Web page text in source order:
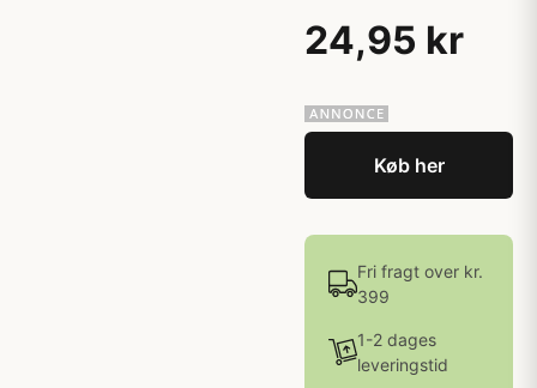
24,95 kr
Køb her
Fri fragt over kr.
399
1-2 dages
leveringstid